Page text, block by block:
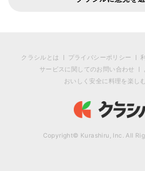
クラシルとは プライバシーポリシー
サービスに関してのお問い合わせ
おいしく安全に料理を楽し
Copyright© Kurashiru, Inc. All